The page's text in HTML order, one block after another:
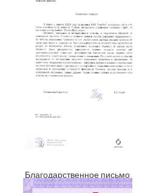
Благодарственное письмо
РЖД